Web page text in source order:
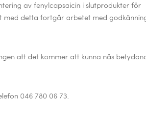
av fenylcapsaicin i slutprodukter för
med detta fortgår arbetet med
att det kommer att kunna nås
046 780 06 73.